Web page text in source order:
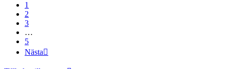
1
2
3
…
5
Nästa